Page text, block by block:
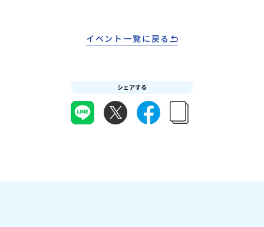
ム主催：一般財団法人地域・教育魅力化プラットフォーム＞「意志
徒一人ひとりの夢や価値観に合った地域・学校で1〜3年間過ごすこ
や地域活性モデルをつくり続けています。名 称：一般財団法人地
域・教育魅力化プラットフォーム設 立：2017年3月代表者：岩本
ん。その場合は、「@miratabi.jp」からのメールを受信できるよう
さい。申込後の内容変更はできません。お申込時は、メールアドレ
スの入力間違いにご注意ください。・宿泊について１室に複数(同性
2～4名程度)で宿泊いただく予定です。・食事アレルギー対応につい
て個別の詳細なアレルギー対応希望にはお応えしかねる場合がござ
順を整理しておくことで、現地訪問がぐっと意味のあるものになり
ます。この配信は、今まさにそのタイミングを迎えている方に向け
み方・参加時の確認ポイントがわかる。 夏に向けて、いつまでに何
をすればいいかのスケジュール感がわかる。👪こんな方におすすめ
現地訪問したい学校の候補はあるが、優先順位が決められていない
オープンスクールの申し込み方や、何を見てくればいいかわからな
イベント一覧に戻る
シェアする